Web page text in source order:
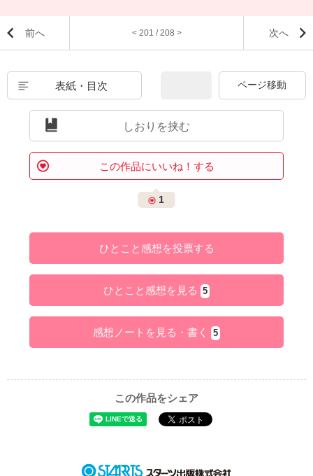
前へ < 201 / 208 > 次へ
表紙・目次
しおりを挟む
この作品にいいね！する
1
ひとこと感想を投票する
ひとこと感想を見る 5
感想ノートを見る・書く 5
この作品をシェア